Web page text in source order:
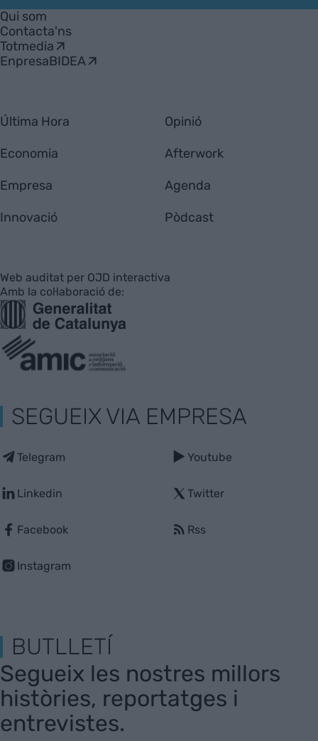
Empresa
Qui som
Contacta'ns
Totmedia
EnpresaBIDEA
Última Hora
Economia
Empresa
Innovació
Opinió
Afterwork
Agenda
Pòdcast
Web auditat per OJD interactiva
Amb la col·laboració de:
SEGUEIX VIA EMPRESA
Telegram
Linkedin
Facebook
Instagram
Youtube
Twitter
Rss
BUTLLETÍ
Segueix les nostres millors
històries, reportatges i
entrevistes.